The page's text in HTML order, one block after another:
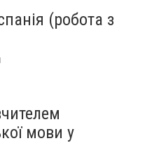
(робота з
мови у